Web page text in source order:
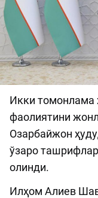
Икки томонлама
фаолиятини
Озарбайжон
ўзаро
олинди.
Илҳом Алиев